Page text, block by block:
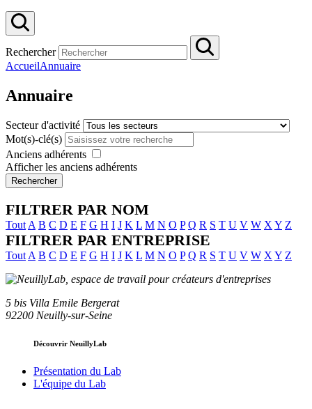
Rechercher
AccueilAnnuaire
Annuaire
Secteur d'activité
Mot(s)-clé(s)
Anciens adhérents
Afficher les anciens adhérents
Rechercher
FILTRER PAR NOM
Tout A B C D E F G H I J K L M N O P Q R S T U V W X Y Z
FILTRER PAR ENTREPRISE
Tout A B C D E F G H I J K L M N O P Q R S T U V W X Y Z
5 bis Villa Emile Bergerat
92200 Neuilly-sur-Seine
Découvrir NeuillyLab
Présentation du Lab
L'équipe du Lab